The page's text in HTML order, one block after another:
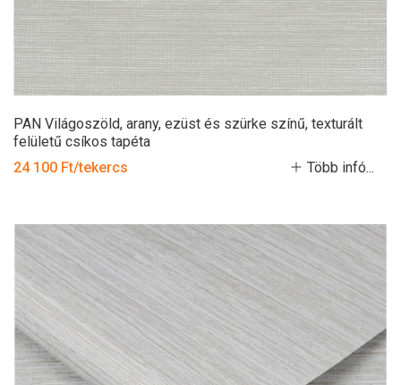
PAN Világoszöld, arany, ezüst és szürke színű, texturált
felületű csíkos tapéta
24 100 Ft/tekercs
Több infó...